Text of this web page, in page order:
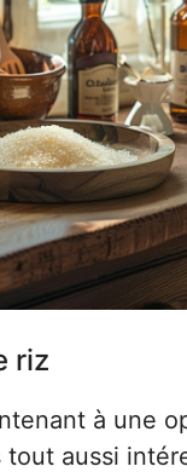
riz
à une
tout aussi